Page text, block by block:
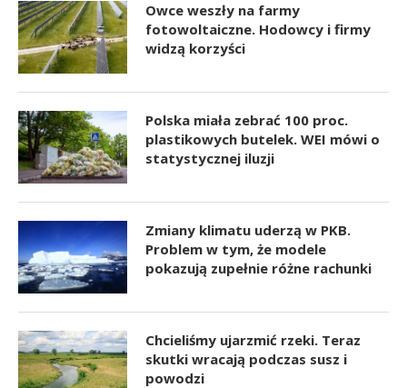
Owce weszły na farmy
fotowoltaiczne. Hodowcy i firmy
widzą korzyści
Polska miała zebrać 100 proc.
plastikowych butelek. WEI mówi o
statystycznej iluzji
Zmiany klimatu uderzą w PKB.
Problem w tym, że modele
pokazują zupełnie różne rachunki
Chcieliśmy ujarzmić rzeki. Teraz
skutki wracają podczas susz i
powodzi